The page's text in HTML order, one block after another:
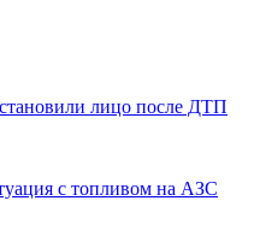
лицо после ДТП
с топливом на АЗС